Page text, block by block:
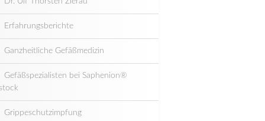
Erfahrungsberichte
Ganzheitliche Gefäßmedizin
Gefäßspezialisten bei Saphenion®
Grippeschutzimpfung